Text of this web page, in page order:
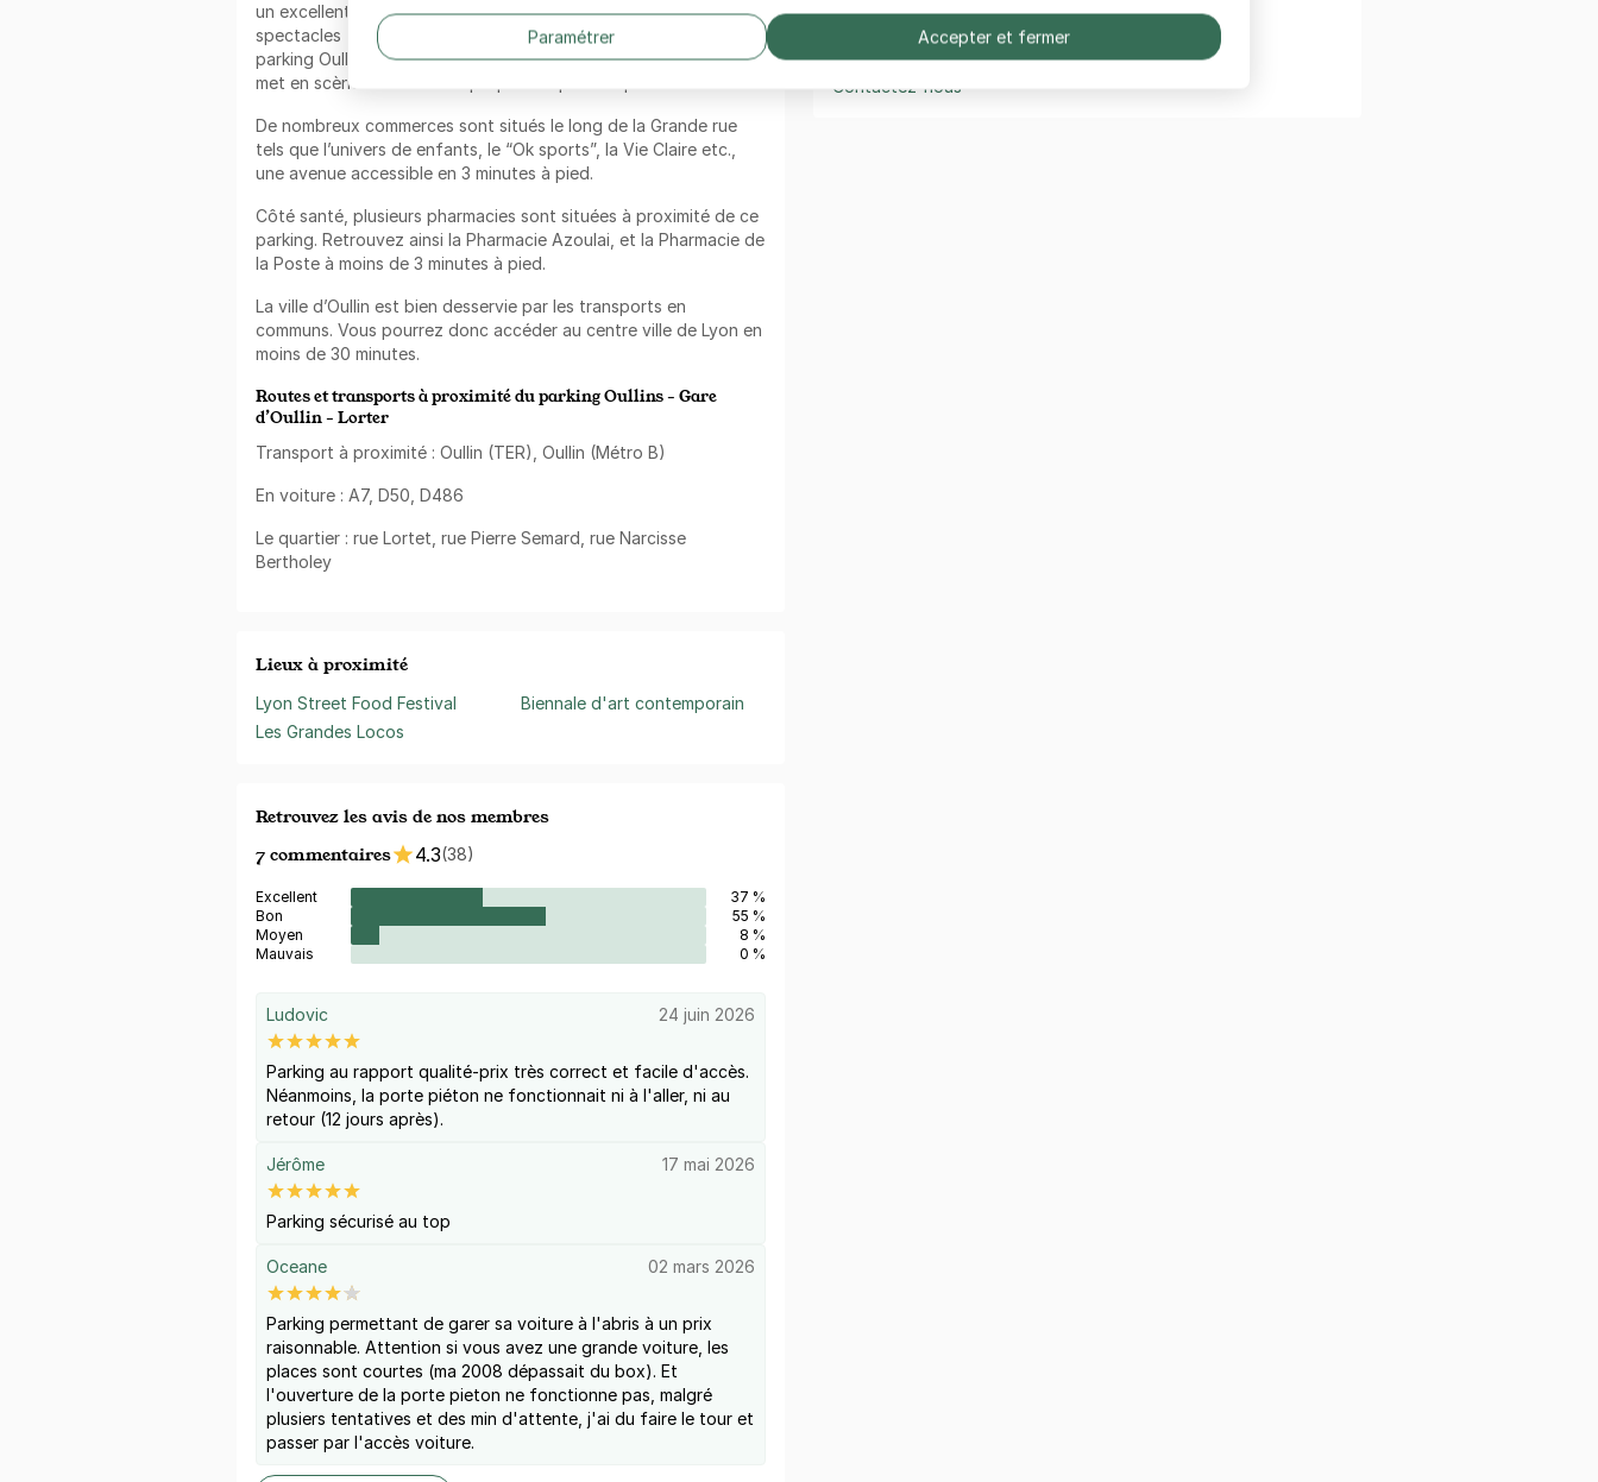
un excellent endroit si vous souhaitez vous distraire devant des
spectacles très éclectiques. De plus, à quelques pas de ce
parking Oullin Lorter se trouve le Clacson, un théâtre original qui
met en scène des histoires proposées par les spectateurs.
De nombreux commerces sont situés le long de la Grande rue
tels que l’univers de enfants, le “Ok sports”, la Vie Claire etc.,
une avenue accessible en 3 minutes à pied.
Côté santé, plusieurs pharmacies sont situées à proximité de ce
parking. Retrouvez ainsi la Pharmacie Azoulai, et la Pharmacie de
la Poste à moins de 3 minutes à pied.
La ville d’Oullin est bien desservie par les transports en
communs. Vous pourrez donc accéder au centre ville de Lyon en
moins de 30 minutes.
Routes et transports à proximité du parking Oullins - Gare
d’Oullin - Lorter
Transport à proximité : Oullin (TER), Oullin (Métro B)
En voiture : A7, D50, D486
Le quartier : rue Lortet, rue Pierre Semard, rue Narcisse
Bertholey
Lieux à proximité
Lyon Street Food Festival
Les Grandes Locos
Biennale d'art contemporain
Retrouvez les avis de nos membres
7 commentaires
4.3(38)
Excellent
37 %
Bon
55 %
Moyen
8 %
Mauvais
0 %
Ludovic 24 juin 2026
Parking au rapport qualité-prix très correct et facile d'accès.
Néanmoins, la porte piéton ne fonctionnait ni à l'aller, ni au
retour (12 jours après).
Jérôme 17 mai 2026
Parking sécurisé au top
Oceane 02 mars 2026
Parking permettant de garer sa voiture à l'abris à un prix
raisonnable. Attention si vous avez une grande voiture, les
places sont courtes (ma 2008 dépassait du box). Et
l'ouverture de la porte pieton ne fonctionne pas, malgré
plusiers tentatives et des min d'attente, j'ai du faire le tour et
passer par l'accès voiture.
Questions fréquentes
Conditions générales de vente
Contactez-nous
Paramétrer Accepter et fermer